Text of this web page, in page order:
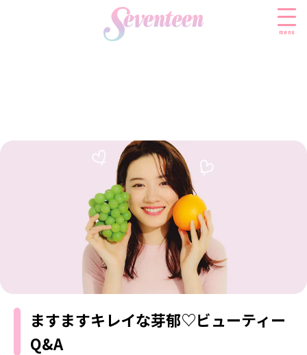
menu
FASHION
ファッションニュース
ビューティニュース
トレンドメイク
ベストコスメ
ヘアアレンジ・ヘアケア
スキンケア
ボディケア
スクールニュース
制服コーデ
学校ヘアメイク
勉強・受験・進路
ENTERTAINMENT
エンタメニュース
LIFESTYLE
ライフスタイルニュース
JKランキング・アワード
モデルの購入品
おでかけ
JK TREND
MODELS
MODEL'S BLOG
ますますキレイな芽郁♡ビューティー
Q&A